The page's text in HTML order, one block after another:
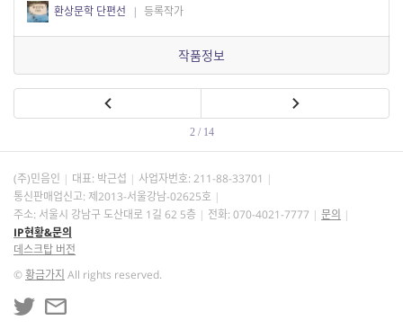
환상문학 단편선
| 등록작가
작품정보
2 / 14
(주)민음인 대표: 박근섭 사업자번호: 211-88-33701
통신판매업신고: 제2013-서울강남-02625호
주소: 서울시 강남구 도산대로 1길 62 5층
전화: 070-4021-7777
문의
IP현황&문의
데스크탑 버전
©황금가지 All rights reserved.